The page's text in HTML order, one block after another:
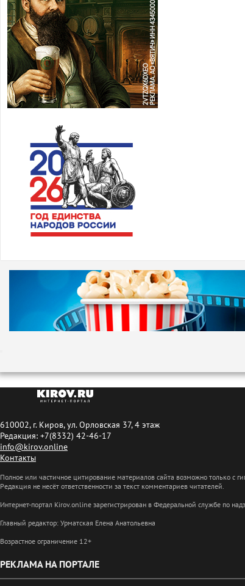
610002, г. Киров, ул. Орловская 37, 4 этаж
Редакция: +7(8332) 42-46-17
info@kirov.online
Контакты
Полное или частичное цитирование материалов сайта возможно только
Редакция не несёт ответственности за текст комментариев читателей.
Интернет-портал Kirov.online зарегистрирован в Федеральной службе по
Главный редактор: Урматская Елена Анатольевна
Возрастное ограничение 12+
РЕКЛАМА НА ПОРТАЛЕ